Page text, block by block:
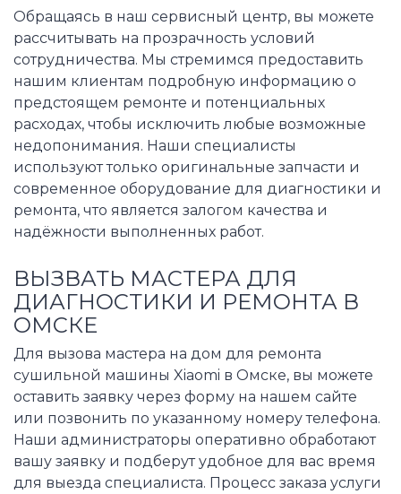
Обращаясь в наш сервисный центр, вы можете
рассчитывать на прозрачность условий
сотрудничества. Мы стремимся предоставить
нашим клиентам подробную информацию о
предстоящем ремонте и потенциальных
расходах, чтобы исключить любые возможные
недопонимания. Наши специалисты
используют только оригинальные запчасти и
современное оборудование для диагностики и
ремонта, что является залогом качества и
надёжности выполненных работ.
ВЫЗВАТЬ МАСТЕРА ДЛЯ
ДИАГНОСТИКИ И РЕМОНТА В
ОМСКЕ
Для вызова мастера на дом для ремонта
сушильной машины Xiaomi в Омске, вы можете
оставить заявку через форму на нашем сайте
или позвонить по указанному номеру телефона.
Наши администраторы оперативно обработают
вашу заявку и подберут удобное для вас время
для выезда специалиста. Процесс заказа услуги